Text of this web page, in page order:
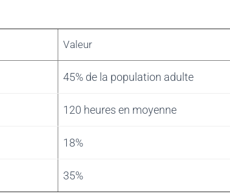
Valeur
45% de la population adulte
120 heures en moyenne
18%
35%